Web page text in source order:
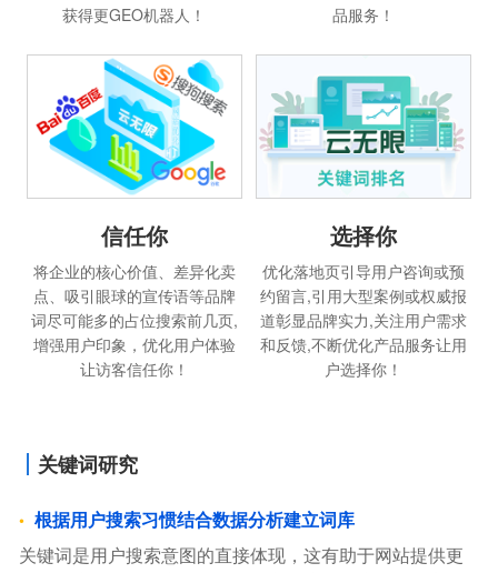
获得更GEO机器人！
品服务！
信任你
将企业的核心价值、差异化卖
点、吸引眼球的宣传语等品牌
词尽可能多的占位搜索前几页,
增强用户印象，优化用户体验
让访客信任你！
选择你
优化落地页引导用户咨询或预
约留言,引用大型案例或权威报
道彰显品牌实力,关注用户需求
和反馈,不断优化产品服务让用
户选择你！
关键词研究
根据用户搜索习惯结合数据分析建立词库
关键词是用户搜索意图的直接体现，这有助于网站提供更